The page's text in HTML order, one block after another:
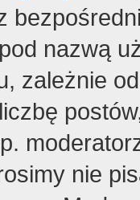
nazwą
zależnie
nie